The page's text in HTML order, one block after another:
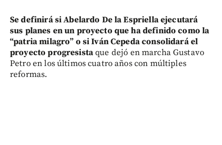
Se definirá si Abelardo De la Espriella ejecutará
sus planes en un proyecto que ha definido como la
“patria milagro” o si Iván Cepeda consolidará el
proyecto progresistaque dejó en marcha Gustavo
Petro en los últimos cuatro años con múltiples
reformas.